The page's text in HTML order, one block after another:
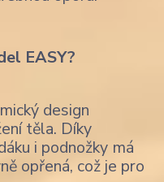
EASY?
design
těla. Díky
i podnožky má
opřená, což je pro